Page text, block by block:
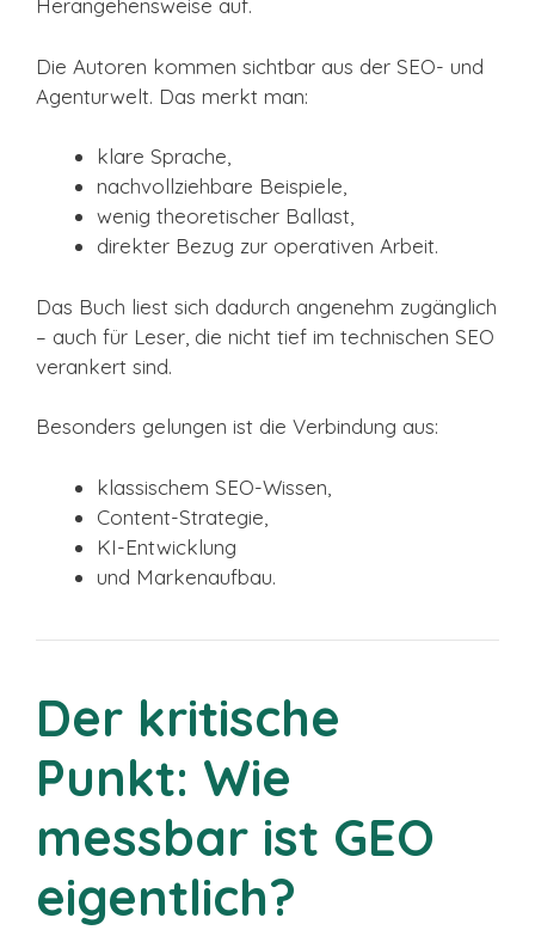
Herangehensweise auf.
Die Autoren kommen sichtbar aus der SEO- und
Agenturwelt. Das merkt man:
klare Sprache,
nachvollziehbare Beispiele,
wenig theoretischer Ballast,
direkter Bezug zur operativen Arbeit.
Das Buch liest sich dadurch angenehm zugänglich
– auch für Leser, die nicht tief im technischen SEO
verankert sind.
Besonders gelungen ist die Verbindung aus:
klassischem SEO-Wissen,
Content-Strategie,
KI-Entwicklung
und Markenaufbau.
Der kritische
Punkt: Wie
messbar ist GEO
eigentlich?